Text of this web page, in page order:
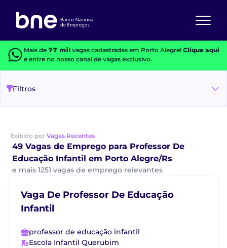
Mais de 77 milvagas cadastradas em Porto Alegre! Clique aqui
e entre no nosso canal de vagas exclusivo.
Filtros
Exibido por Vagas Recentes
49 Vagas de Emprego para Professor De
Educação Infantil em Porto Alegre/Rs
e mais 1251 vagas de emprego relevantes
Vaga De Professor De Educação
Infantil
professor de educação infantil
Escola Infantil Querubim